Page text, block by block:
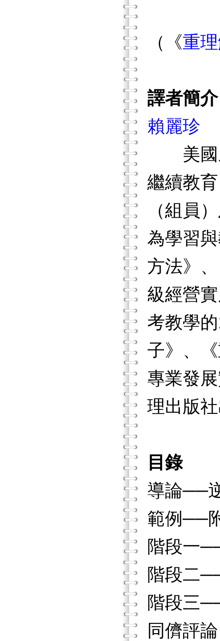
（《重
譯者簡介
賴麗珍
美國威
繼續教
（組員
為學習
方法》
級經營
考教學
子》、
專業發
理出版
目錄
導論──
範例──
階段一
階段二
階段三
同儕評論